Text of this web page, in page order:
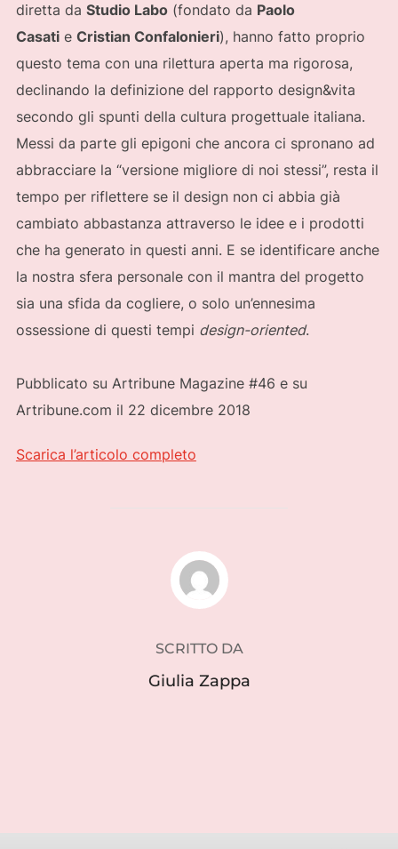
diretta da Studio Labo(fondato da Paolo
Casatie Cristian Confalonieri), hanno fatto proprio
questo tema con una rilettura aperta ma rigorosa,
declinando la definizione del rapporto design&vita
secondo gli spunti della cultura progettuale italiana.
Messi da parte gli epigoni che ancora ci spronano ad
abbracciare la “versione migliore di noi stessi”, resta il
tempo per riflettere se il design non ci abbia già
cambiato abbastanza attraverso le idee e i prodotti
che ha generato in questi anni. E se identificare anche
la nostra sfera personale con il mantra del progetto
sia una sfida da cogliere, o solo un’ennesima
ossessione di questi tempi design-oriented.
Pubblicato su Artribune Magazine #46 e su
Artribune.com il 22 dicembre 2018
Scarica l’articolo completo
AUTORE DELL'ARTICOLO
SCRITTO DA
Giulia Zappa